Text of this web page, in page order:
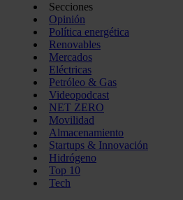
Secciones
Opinión
Política energética
Renovables
Mercados
Eléctricas
Petróleo & Gas
Videopodcast
NET ZERO
Movilidad
Almacenamiento
Startups & Innovación
Hidrógeno
Top 10
Tech